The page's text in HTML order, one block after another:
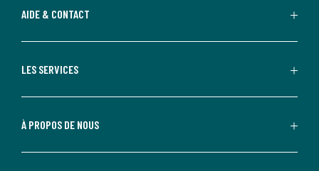
AIDE & CONTACT
LES SERVICES
À PROPOS DE NOUS